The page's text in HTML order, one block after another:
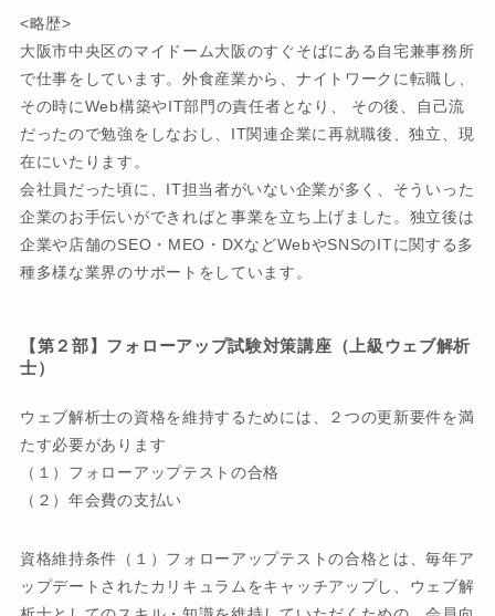
<略歴>
大阪市中央区のマイドーム大阪のすぐそばにある自宅兼事務所
で仕事をしています。外食産業から、ナイトワークに転職し、
その時にWeb構築やIT部門の責任者となり、 その後、自己流
だったので勉強をしなおし、IT関連企業に再就職後、独立、現
在にいたります。
会社員だった頃に、IT担当者がいない企業が多く、そういった
企業のお手伝いができればと事業を立ち上げました。独立後は
企業や店舗のSEO・MEO・DXなどWebやSNSのITに関する多
種多様な業界のサポートをしています。
【第２部】フォローアップ試験対策講座（上級ウェブ解析
士）
ウェブ解析士の資格を維持するためには、２つの更新要件を満
たす必要があります
（１）フォローアップテストの合格
（２）年会費の支払い
資格維持条件（１）フォローアップテストの合格とは、毎年ア
ップデートされたカリキュラムをキャッチアップし、ウェブ解